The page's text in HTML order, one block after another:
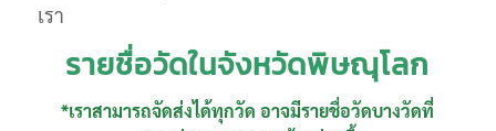
เรา
รายชื่อวัดในจังหวัดพิษณุโลก
*เราสามารถจัดส่งได้ทุกวัด อาจมีรายชื่อวัดบางวัดที่